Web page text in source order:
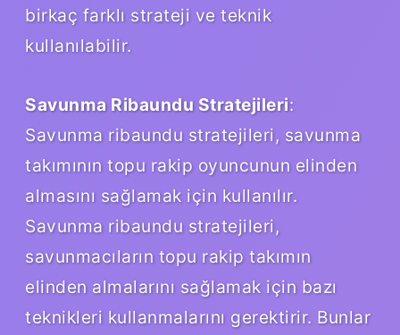
birkaç farklı strateji ve teknik
kullanılabilir.
Savunma Ribaundu Stratejileri:
Savunma ribaundu stratejileri, savunma
takımının topu rakip oyuncunun elinden
almasını sağlamak için kullanılır.
Savunma ribaundu stratejileri,
savunmacıların topu rakip takımın
elinden almalarını sağlamak için bazı
teknikleri kullanmalarını gerektirir. Bunlar